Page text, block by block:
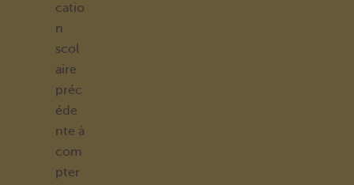
catio
n
scol
aire
préc
éde
nte à
com
pter